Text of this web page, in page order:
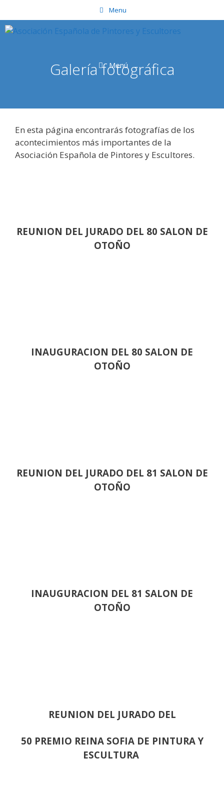
al
contenido
Menu
Menú
Galería fotográfica
En esta página encontrarás fotografías de los
acontecimientos más importantes de la
Asociación Española de Pintores y Escultores.
REUNION DEL JURADO DEL 80 SALON DE
OTOÑO
INAUGURACION DEL 80 SALON DE
OTOÑO
REUNION DEL JURADO DEL 81 SALON DE
OTOÑO
INAUGURACION DEL 81 SALON DE
OTOÑO
REUNION DEL JURADO DEL
50 PREMIO REINA SOFIA DE PINTURA Y
ESCULTURA